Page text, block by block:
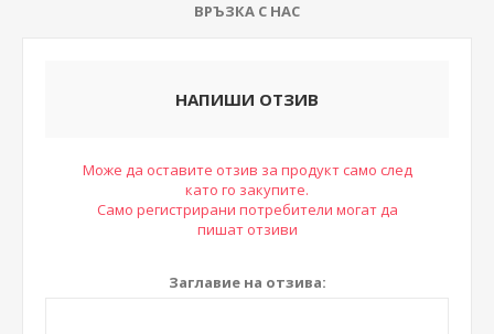
ВРЪЗКА С НАС
НАПИШИ ОТЗИВ
Може да оставите отзив за продукт само след
като го закупите.
Само регистрирани потребители могат да
пишат отзиви
Заглавие на отзива: